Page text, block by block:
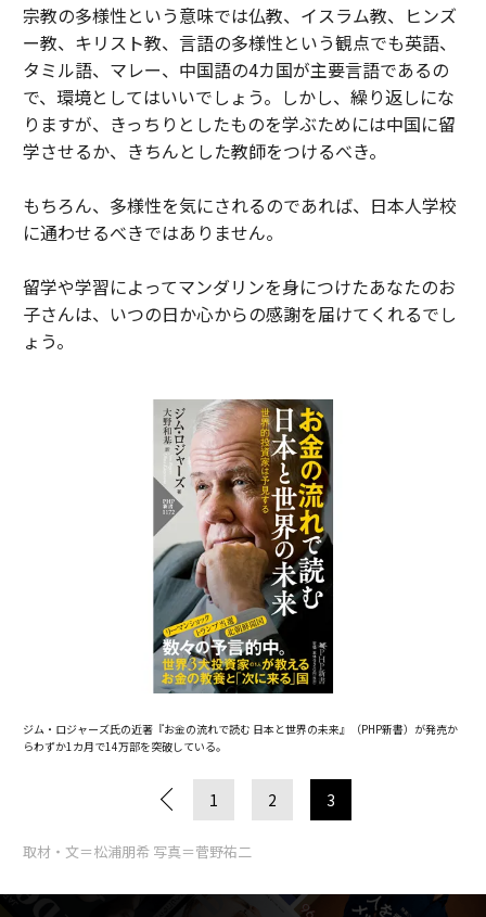
宗教の多様性という意味では仏教、イスラム教、ヒンズ
ー教、キリスト教、言語の多様性という観点でも英語、
タミル語、マレー、中国語の4カ国が主要言語であるの
で、環境としてはいいでしょう。しかし、繰り返しにな
りますが、きっちりとしたものを学ぶためには中国に留
学させるか、きちんとした教師をつけるべき。
もちろん、多様性を気にされるのであれば、日本人学校
に通わせるべきではありません。
留学や学習によってマンダリンを身につけたあなたのお
子さんは、いつの日か心からの感謝を届けてくれるでし
ょう。
ジム・ロジャーズ氏の近著『お金の流れで読む 日本と世界の未来』（PHP新書）が発売か
らわずか1カ月で14万部を突破している。
1 2 3
取材・文＝松浦朋希 写真＝菅野祐二